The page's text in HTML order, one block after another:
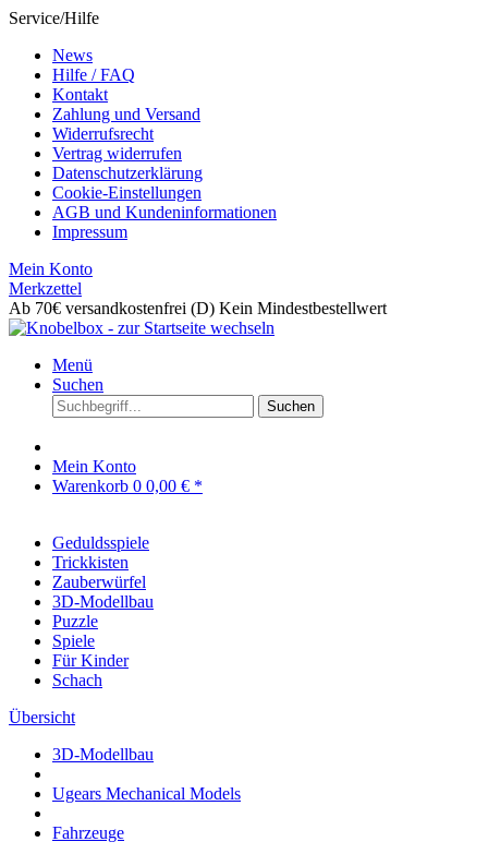
Service/Hilfe
News
Hilfe / FAQ
Kontakt
Zahlung und Versand
Widerrufsrecht
Vertrag widerrufen
Datenschutzerklärung
Cookie-Einstellungen
AGB und Kundeninformationen
Impressum
Mein Konto
Merkzettel
Ab 70€ versandkostenfrei (D) Kein Mindestbestellwert
Menü
Suchen
Suchen
Mein Konto
Warenkorb 0 0,00 € *
Geduldsspiele
Trickkisten
Zauberwürfel
3D-Modellbau
Puzzle
Spiele
Für Kinder
Schach
Übersicht
3D-Modellbau
Ugears Mechanical Models
Fahrzeuge